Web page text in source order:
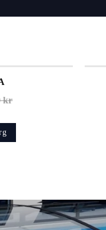
kr